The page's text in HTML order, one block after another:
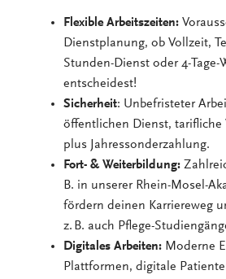
Flexible Arbeitszeiten:
Dienstplanung, ob Vollzeit,
Stunden-Dienst oder 4-Tage-
entscheidest!
Sicherheit: Unbefristeter
öffentlichen Dienst, tarifliche
plus Jahressonderzahlung.
Fort- & Weiterbildung:
B. in unserer Rhein-Mosel-
fördern deinen Karriereweg
z. B. auch Pflege-
Digitales Arbeiten: Moderne
Plattformen, digitale